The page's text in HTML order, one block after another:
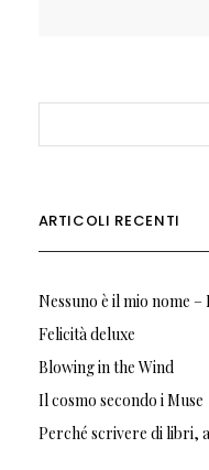
ARTICOLI RECENTI
Nessuno è il mio nome
Felicità deluxe
Blowing in the Wind
Il cosmo secondo i Muse
Perché scrivere di libri,